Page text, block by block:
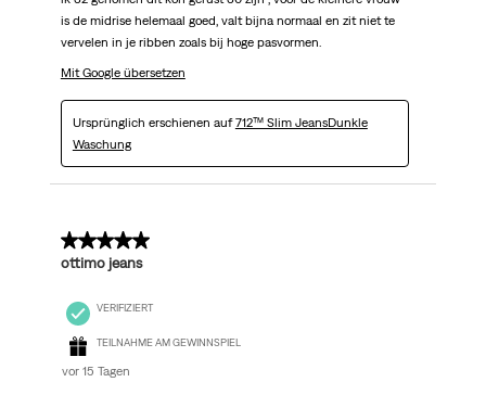
is de midrise helemaal goed, valt bijna normaal en zit niet te
vervelen in je ribben zoals bij hoge pasvormen.
Mit Google übersetzen
Ursprünglich erschienen auf712™ Slim JeansDunkle
Waschung
5 von 5 Sternen.
ottimo jeans
VERIFIZIERT
TEILNAHME AM GEWINNSPIEL
vor 15 Tagen